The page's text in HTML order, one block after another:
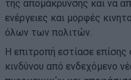
της απομάκρυνσης και να
ενέργειες και μορφές
όλων των πολιτών.
Η επιτροπή εστίασε
κινδύνου από ενδεχόμενο